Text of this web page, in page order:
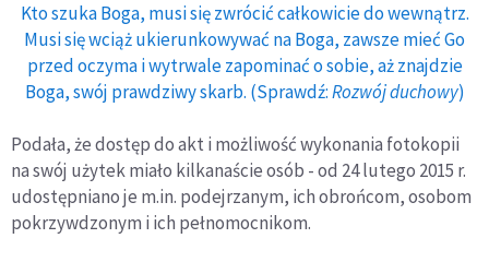
Kto szuka Boga, musi się zwrócić całkowicie do wewnątrz.
Musi się wciąż ukierunkowywać na Boga, zawsze mieć Go
przed oczyma i wytrwale zapominać o sobie, aż znajdzie
Boga, swój prawdziwy skarb. (Sprawdź:Rozwój duchowy)
Podała, że dostęp do akt i możliwość wykonania fotokopii
na swój użytek miało kilkanaście osób - od 24 lutego 2015 r.
udostępniano je m.in. podejrzanym, ich obrońcom, osobom
pokrzywdzonym i ich pełnomocnikom.